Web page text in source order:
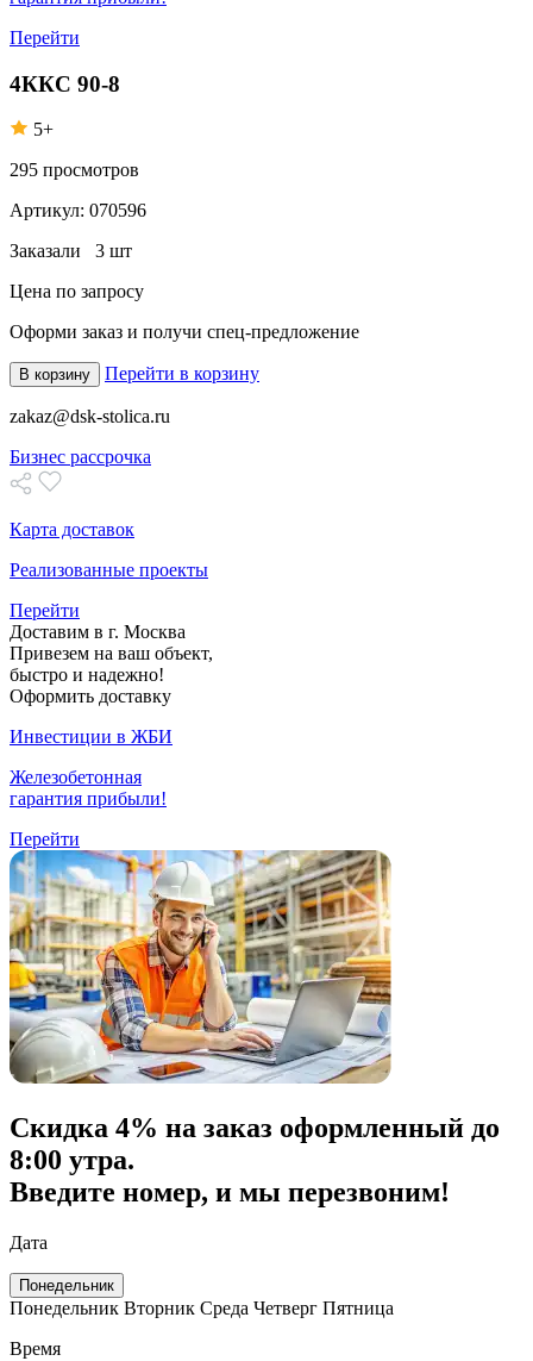
Перейти
4ККС 90-8
5+
295 просмотров
Артикул: 070596
Заказали 3 шт
Цена по запросу
Оформи заказ и получи спец-предложение
В корзину Перейти в корзину
zakaz@dsk-stolica.ru
Бизнес рассрочка
Карта доставок
Реализованные проекты
Перейти
Доставим в г. Москва
Привезем на ваш объект,
быстро и надежно!
Оформить доставку
Инвестиции в ЖБИ
Железобетонная
гарантия прибыли!
Перейти
Скидка 4% на заказ оформленный до
8:00 утра.
Введите номер, и мы перезвоним!
Дата
Понедельник
Понедельник Вторник Среда Четверг Пятница
Время